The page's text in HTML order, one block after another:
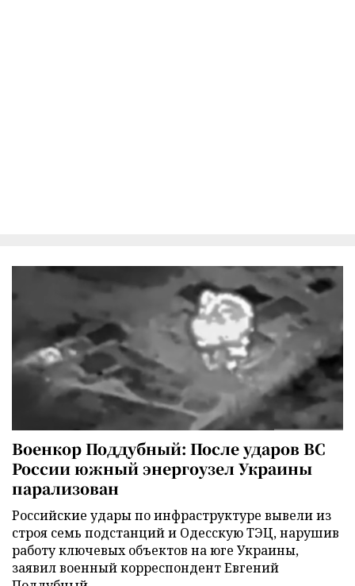
Военкор Поддубный: После ударов ВС
России южный энергоузел Украины
парализован
Российские удары по инфраструктуре вывели из
строя семь подстанций и Одесскую ТЭЦ, нарушив
работу ключевых объектов на юге Украины,
заявил военный корреспондент Евгений